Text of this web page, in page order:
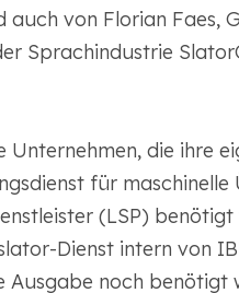
auch von Florian Faes,
Sprachindustrie
die ihre
für maschinelle
(LSP)
Dienst intern von
Ausgabe noch benötigt